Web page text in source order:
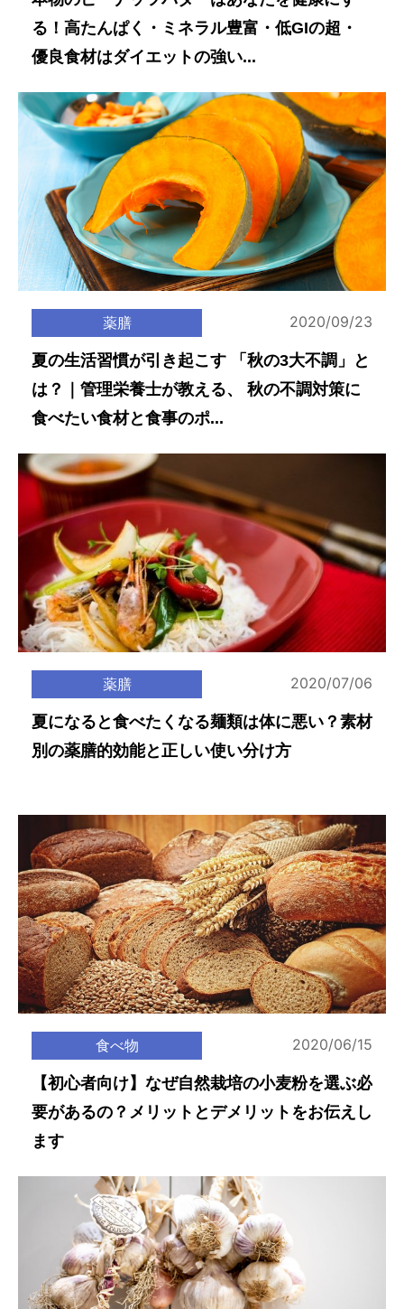
る！高たんぱく・ミネラル豊富・低GIの超・
優良食材はダイエットの強い...
薬膳 2020/09/23
夏の生活習慣が引き起こす 「秋の3大不調」と
は？｜管理栄養士が教える、 秋の不調対策に
食べたい食材と食事のポ...
薬膳 2020/07/06
夏になると食べたくなる麺類は体に悪い？素材
別の薬膳的効能と正しい使い分け方
食べ物 2020/06/15
【初心者向け】なぜ自然栽培の小麦粉を選ぶ必
要があるの？メリットとデメリットをお伝えし
ます